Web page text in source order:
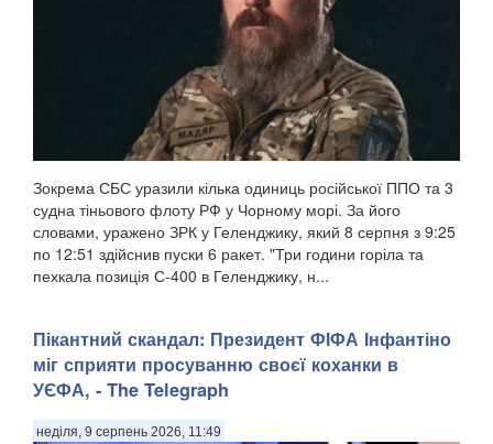
Зокрема СБС уразили кілька одиниць російської ППО та 3
судна тіньового флоту РФ у Чорному морі. За його
словами, уражено ЗРК у Геленджику, який 8 серпня з 9:25
по 12:51 здійснив пуски 6 ракет. "Три години горіла та
пехкала позиція С-400 в Геленджику, н...
Пікантний скандал: Президент ФІФА Інфантіно
міг сприяти просуванню своєї коханки в
УЄФА, - The Telegraph
неділя, 9 серпень 2026, 11:49